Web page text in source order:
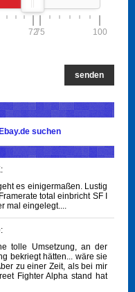
7275 100
senden
suchen
es einigermaßen. Lustig
total einbricht SF I
mal eingelegt....
tolle Umsetzung, an der
bekriegt hätten... wäre sie
zu einer Zeit, als bei mir
Fighter Alpha stand hat